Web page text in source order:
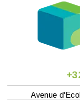
Avenue